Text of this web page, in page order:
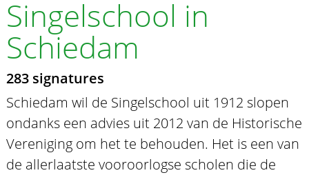
Singelschool in
Schiedam
283 signatures
Schiedam wil de Singelschool uit 1912 slopen
ondanks een advies uit 2012 van de Historische
Vereniging om het te behouden. Het is een van
de allerlaatste vooroorlogse scholen die de